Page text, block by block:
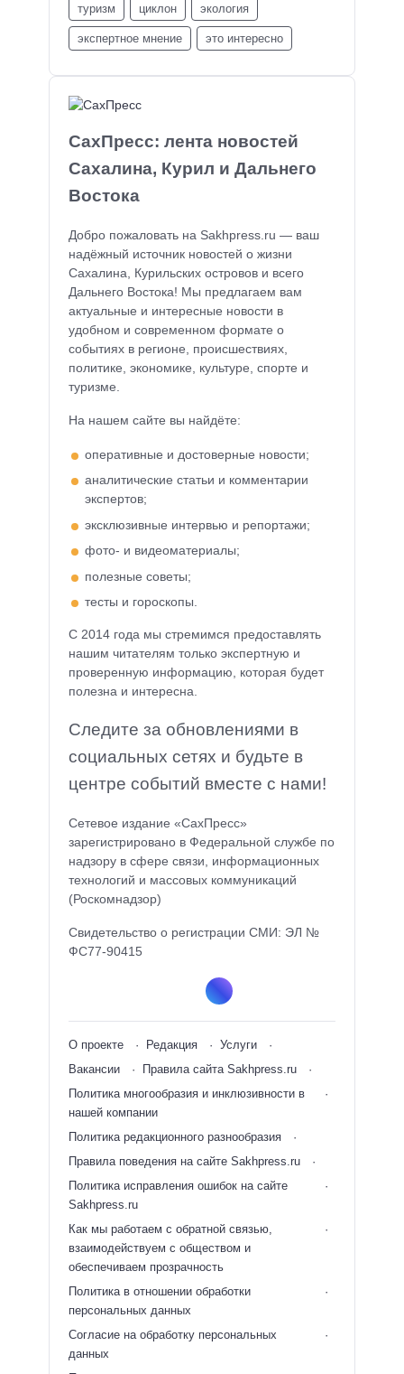
СахПресс: лента новостей
Сахалина, Курил и Дальнего
Востока
Добро пожаловать на Sakhpress.ru — ваш
надёжный источник новостей о жизни
Сахалина, Курильских островов и всего
Дальнего Востока! Мы предлагаем вам
актуальные и интересные новости в
удобном и современном формате о
событиях в регионе, происшествиях,
политике, экономике, культуре, спорте и
туризме.
На нашем сайте вы найдёте:
оперативные и достоверные новости;
аналитические статьи и комментарии
экспертов;
эксклюзивные интервью и репортажи;
фото- и видеоматериалы;
полезные советы;
тесты и гороскопы.
С 2014 года мы стремимся предоставлять
нашим читателям только экспертную и
проверенную информацию, которая будет
полезна и интересна.
Следите за обновлениями в
социальных сетях и будьте в
центре событий вместе с нами!
Сетевое издание «СахПресс»
зарегистрировано в Федеральной службе по
надзору в сфере связи, информационных
технологий и массовых коммуникаций
(Роскомнадзор)
Свидетельство о регистрации СМИ: ЭЛ №
ФС77-90415
О проекте Редакция
Услуги
Вакансии
Правила сайта Sakhpress.ru
Политика многообразия и инклюзивности в
нашей компании
Политика редакционного разнообразия
Правила поведения на сайте Sakhpress.ru
Политика исправления ошибок на сайте
Sakhpress.ru
Как мы работаем с обратной связью,
взаимодействуем с обществом и
обеспечиваем прозрачность
Политика в отношении обработки
персональных данных
Согласие на обработку персональных
данных
туризм циклон экология
экспертное мнение это интересно